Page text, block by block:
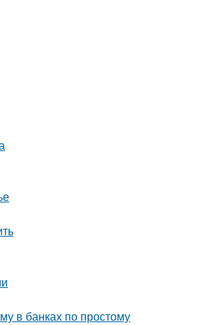
в банках по простому